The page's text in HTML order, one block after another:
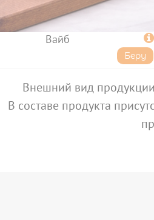
Вайб 
Беру
Внешний вид
В составе продукта